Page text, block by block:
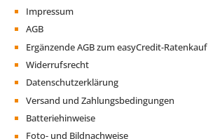
Impressum
AGB
Ergänzende AGB zum easyCredit-Ratenkauf
Widerrufsrecht
Datenschutzerklärung
Versand und Zahlungsbedingungen
Batteriehinweise
Foto- und Bildnachweise